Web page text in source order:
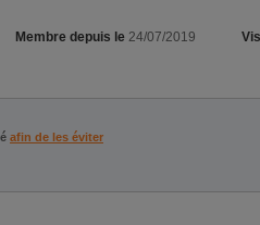
Membre depuis le 24/07/2019
afin de les éviter